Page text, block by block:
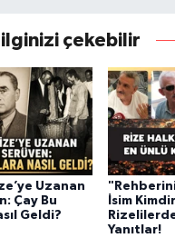
ilginizi çekebilir
Uzanan
Çay Bu
Geldi?
İsim
Yanıtlar!